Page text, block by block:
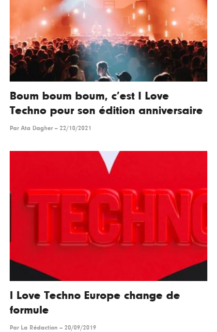
Boum boum boum, c’est I Love
Techno pour son édition anniversaire
Par Ata Dagher -- 22/10/2021
I Love Techno Europe change de
formule
Par La Rédaction -- 20/09/2019